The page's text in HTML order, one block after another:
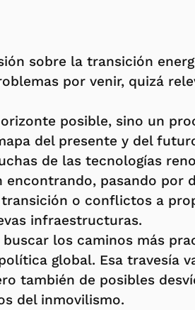
sobre la transición
por venir, quizá
posible, sino un
del presente y del
de las tecnologías
encontrando, pasando por
o conflictos a
infraestructuras.
los caminos más
global. Esa travesía
también de posibles
del inmovilismo.